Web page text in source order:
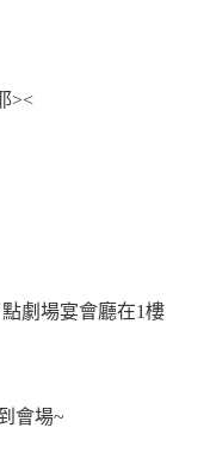
><
劇場宴會廳在1樓
會場~